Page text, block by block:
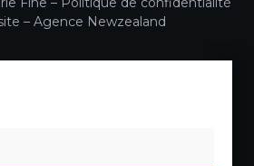
– Agence Newzealand